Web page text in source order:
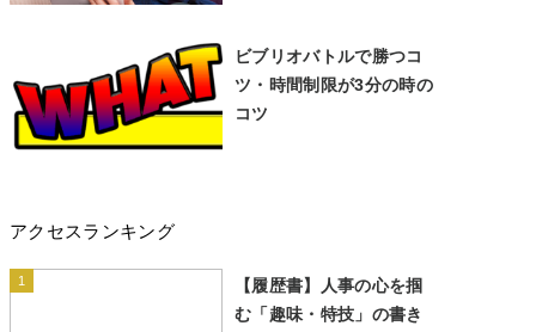
ビブリオバトルで勝つコ
ツ・時間制限が3分の時の
コツ
アクセスランキング
1
【履歴書】人事の心を掴
む「趣味・特技」の書き